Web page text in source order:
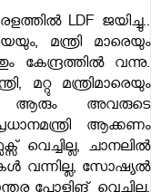
LDF ജയിച്ചു..
മന്ത്രി മാരെയും
കേന്ദ്രത്തിൽ വന്നു.
മറ്റു മന്ത്രിമാരെയും
ആരും അവരുടെ
ആക്കണം
വെച്ചില്ല, ചാനലിൽ
വന്നില്ല, സോഷ്യൽ